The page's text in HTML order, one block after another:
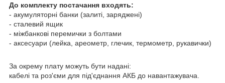
До комплекту постачання входять:
- акумуляторні банки (залиті, заряджені)
- сталевий ящик
- міжбанкові перемички з болтами
- аксесуари (лейка, ареометр, глечик, термометр, рукавички)
За окрему плату можуть бути надані:
кабелі та роз'єми для під'єднання АКБ до навантажувача.